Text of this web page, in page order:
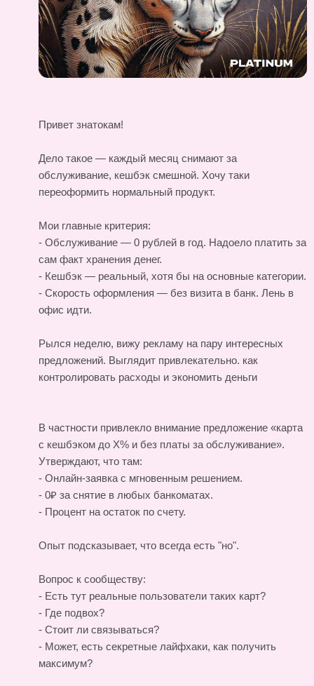
Привет знатокам!
Дело такое — каждый месяц снимают за
обслуживание, кешбэк смешной. Хочу таки
переоформить нормальный продукт.
Мои главные критерия:
- Обслуживание — 0 рублей в год. Надоело платить за
сам факт хранения денег.
- Кешбэк — реальный, хотя бы на основные категории.
- Скорость оформления — без визита в банк. Лень в
офис идти.
Рылся неделю, вижу рекламу на пару интересных
предложений. Выглядит привлекательно. как
контролировать расходы и экономить деньги
В частности привлекло внимание предложение «карта
с кешбэком до X% и без платы за обслуживание».
Утверждают, что там:
- Онлайн-заявка с мгновенным решением.
- 0₽ за снятие в любых банкоматах.
- Процент на остаток по счету.
Опыт подсказывает, что всегда есть "но".
Вопрос к сообществу:
- Есть тут реальные пользователи таких карт?
- Где подвох?
- Стоит ли связываться?
- Может, есть секретные лайфхаки, как получить
максимум?